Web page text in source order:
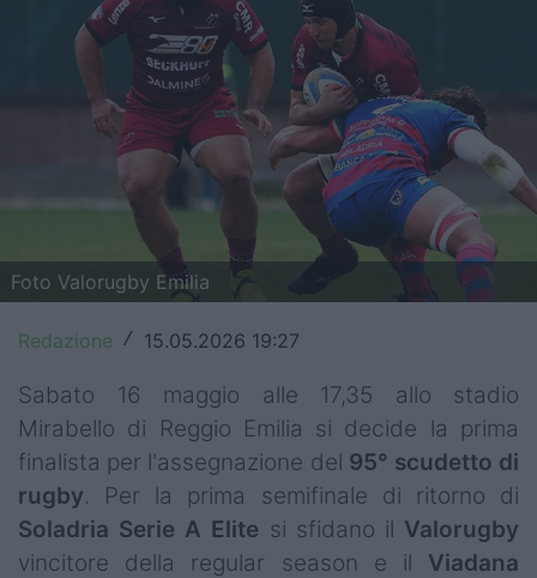
6 Nazioni
United Rugby Championship
Top14
Premiership
Champions Cup
Challenge Cup
World Rugby
Rugby World Cup
Super Rugby
Rugby in TV
Mercato
Foto Valorugby Emilia
Redazione / 15.05.2026 19:27
Sabato 16 maggio alle 17,35 allo stadio
Mirabello di Reggio Emilia si decide la prima
finalista per l'assegnazione del 95° scudetto di
rugby. Per la prima semifinale di ritorno di
Soladria Serie A Elite si sfidano il Valorugby
vincitore della regular season e il Viadana